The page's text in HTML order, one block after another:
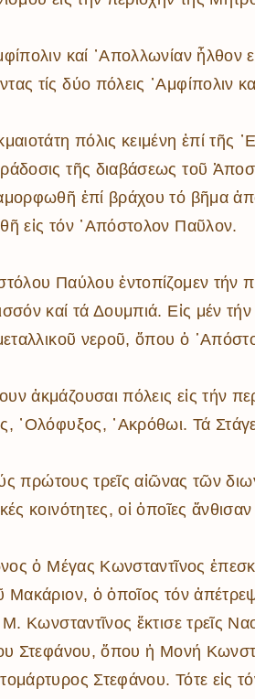
καί ᾿Απολλωνίαν
τίς δύο πόλεις ᾿Αμφίπολιν
πόλις κειμένη ἐπί τῆς
τῆς διαβάσεως τοῦ
ἐπί βράχου τό βῆμα
εἰς τόν ᾿Απόστολον Παῦλον.
Παύλου ἐντοπίζομεν τήν
καί τά Δουμπιά. Εἰς μέν
νεροῦ, ὅπου ὁ
ἀκμάζουσαι πόλεις εἰς τήν
᾿Ολόφυξος, ᾿Ακρόθωι. Τά
πρώτους τρεῖς αἰῶνας τῶν
κοινότητες, οἱ ὁποῖες
ὁ Μέγας Κωνσταντῖνος
Μακάριον, ὁ ὁποῖος τόν
Κωνσταντῖνος ἔκτισε τρεῖς
Στεφάνου, ὅπου ἡ Μονή
Στεφάνου. Τότε εἰς